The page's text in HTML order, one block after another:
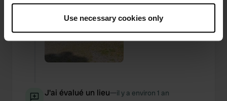
Collect information about your geographical location
which can be accurate to within several meters
specific characteristics (fingerprinting)
Use necessary cookies only
J'ai évalué un lieu—il y a environ 1 an